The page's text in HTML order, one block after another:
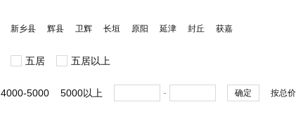
新乡县 辉县 卫辉 长垣 原阳 延津 封丘 获嘉
五居 五居以上
4000-5000 5000以上 - 确定 按总价